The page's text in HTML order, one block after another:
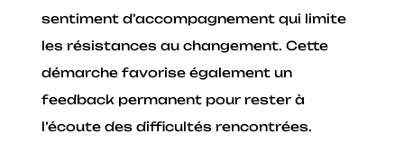
sentiment d’accompagnement qui limite
les résistances au changement. Cette
démarche favorise également un
feedback permanent pour rester à
l’écoute des difficultés rencontrées.